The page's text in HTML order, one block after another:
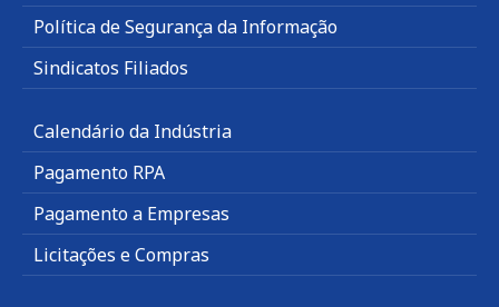
Política de Segurança da Informação
Sindicatos Filiados
Calendário da Indústria
Pagamento RPA
Pagamento a Empresas
Licitações e Compras